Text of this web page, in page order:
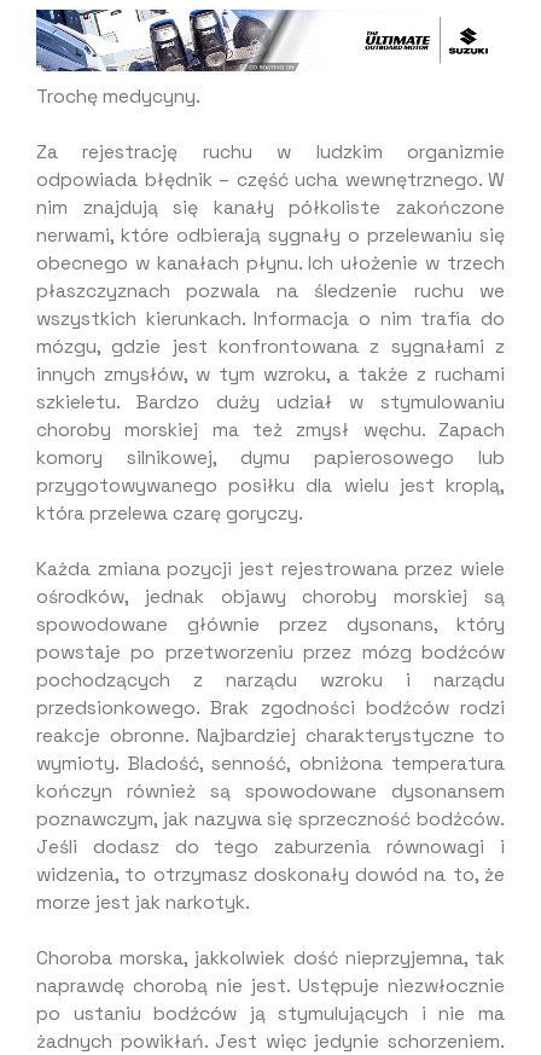
Trochę medycyny.
Za rejestrację ruchu w ludzkim organizmie
odpowiada błędnik – część ucha wewnętrznego. W
nim znajdują się kanały półkoliste zakończone
nerwami, które odbierają sygnały o przelewaniu się
obecnego w kanałach płynu. Ich ułożenie w trzech
płaszczyznach pozwala na śledzenie ruchu we
wszystkich kierunkach. Informacja o nim trafia do
mózgu, gdzie jest konfrontowana z sygnałami z
innych zmysłów, w tym wzroku, a także z ruchami
szkieletu. Bardzo duży udział w stymulowaniu
choroby morskiej ma też zmysł węchu. Zapach
komory silnikowej, dymu papierosowego lub
przygotowywanego posiłku dla wielu jest kroplą,
która przelewa czarę goryczy.
Każda zmiana pozycji jest rejestrowana przez wiele
ośrodków, jednak objawy choroby morskiej są
spowodowane głównie przez dysonans, który
powstaje po przetworzeniu przez mózg bodźców
pochodzących z narządu wzroku i narządu
przedsionkowego. Brak zgodności bodźców rodzi
reakcje obronne. Najbardziej charakterystyczne to
wymioty. Bladość, senność, obniżona temperatura
kończyn również są spowodowane dysonansem
poznawczym, jak nazywa się sprzeczność bodźców.
Jeśli dodasz do tego zaburzenia równowagi i
widzenia, to otrzymasz doskonały dowód na to, że
morze jest jak narkotyk.
Choroba morska, jakkolwiek dość nieprzyjemna, tak
naprawdę chorobą nie jest. Ustępuje niezwłocznie
po ustaniu bodźców ją stymulujących i nie ma
żadnych powikłań. Jest więc jedynie schorzeniem.